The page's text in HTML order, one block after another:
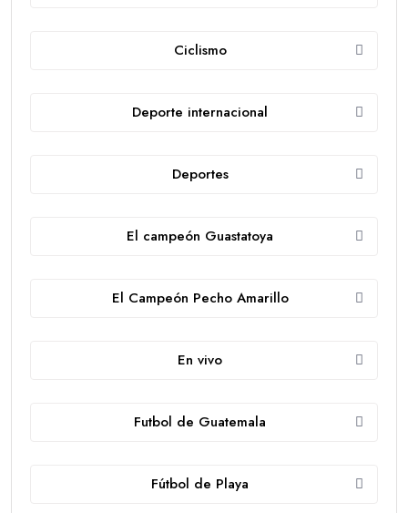
Ciclismo
Deporte internacional
Deportes
El campeón Guastatoya
El Campeón Pecho Amarillo
En vivo
Futbol de Guatemala
Fútbol de Playa